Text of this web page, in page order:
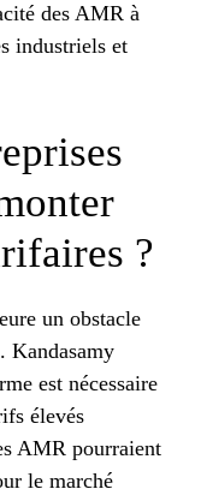
des AMR à
industriels et
?
un obstacle
Kandasamy
est nécessaire
élevés
AMR pourraient
le marché